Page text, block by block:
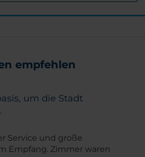
empfehlen
um die Stadt
Service und große
Empfang. Zimmer waren